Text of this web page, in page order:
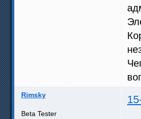
Rimsky
Beta Tester